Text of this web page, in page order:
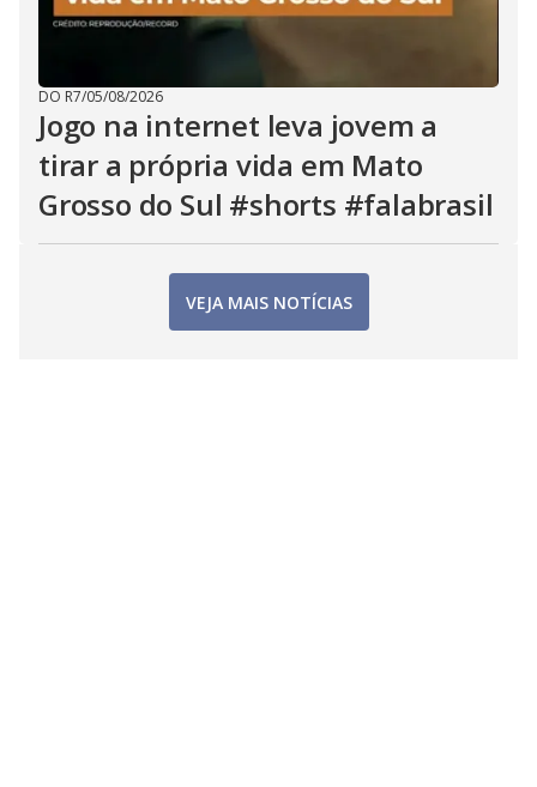
DO R7/05/08/2026
Jogo na internet leva jovem a
tirar a própria vida em Mato
Grosso do Sul #shorts #falabrasil
VEJA MAIS NOTÍCIAS